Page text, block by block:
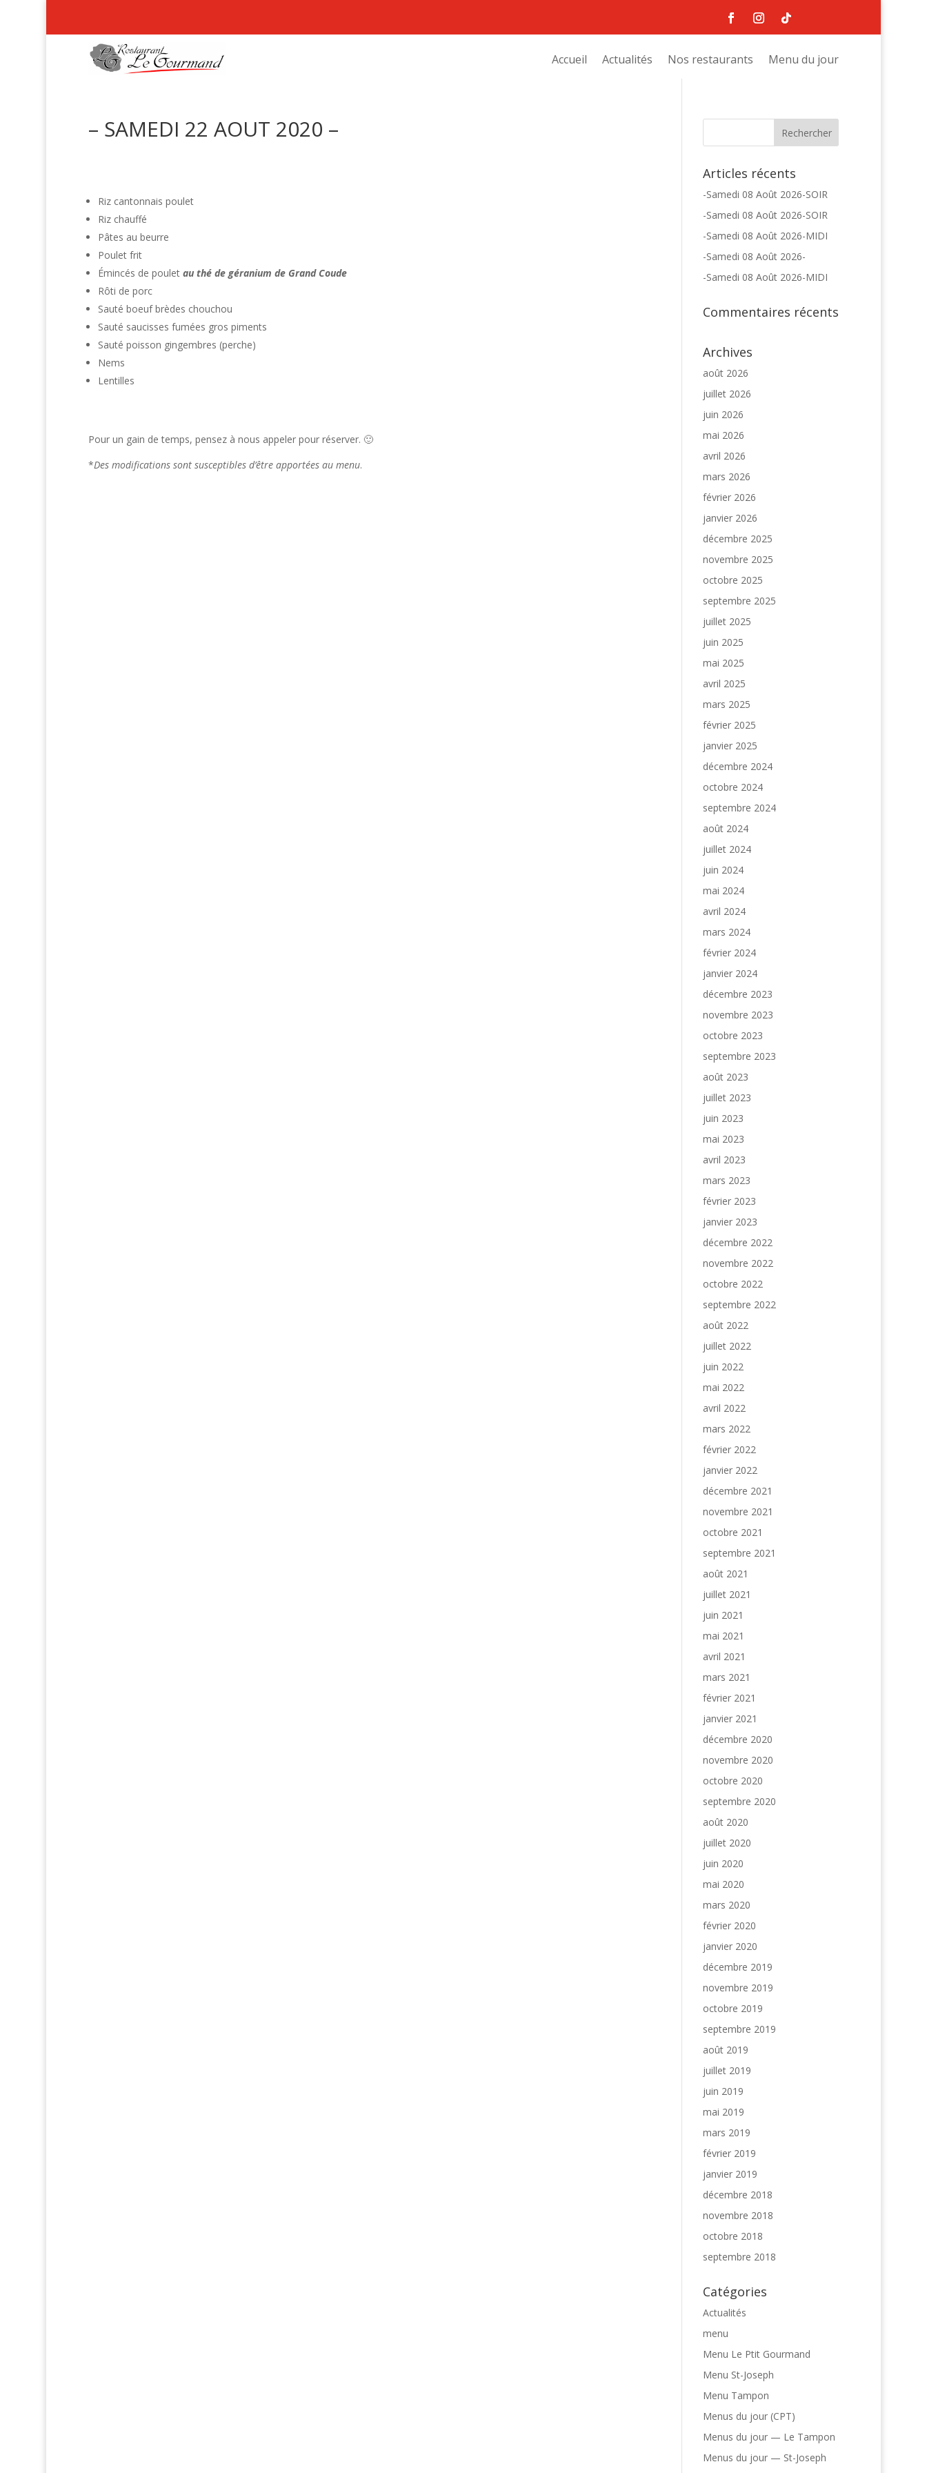
Accueil Actualités Nos restaurants Menu du jour
– SAMEDI 22 AOUT 2020 –
Riz cantonnais poulet
Riz chauffé
Pâtes au beurre
Poulet frit
Émincés de poulet au thé de géranium de Grand Coude
Rôti de porc
Sauté boeuf brèdes chouchou
Sauté saucisses fumées gros piments
Sauté poisson gingembres (perche)
Nems
Lentilles
Pour un gain de temps, pensez à nous appeler pour réserver. 🙂
*Des modifications sont susceptibles d’être apportées au menu.
Articles récents
-Samedi 08 Août 2026-SOIR
-Samedi 08 Août 2026-SOIR
-Samedi 08 Août 2026-MIDI
-Samedi 08 Août 2026-
-Samedi 08 Août 2026-MIDI
Commentaires récents
Archives
août 2026
juillet 2026
juin 2026
mai 2026
avril 2026
mars 2026
février 2026
janvier 2026
décembre 2025
novembre 2025
octobre 2025
septembre 2025
juillet 2025
juin 2025
mai 2025
avril 2025
mars 2025
février 2025
janvier 2025
décembre 2024
octobre 2024
septembre 2024
août 2024
juillet 2024
juin 2024
mai 2024
avril 2024
mars 2024
février 2024
janvier 2024
décembre 2023
novembre 2023
octobre 2023
septembre 2023
août 2023
juillet 2023
juin 2023
mai 2023
avril 2023
mars 2023
février 2023
janvier 2023
décembre 2022
novembre 2022
octobre 2022
septembre 2022
août 2022
juillet 2022
juin 2022
mai 2022
avril 2022
mars 2022
février 2022
janvier 2022
décembre 2021
novembre 2021
octobre 2021
septembre 2021
août 2021
juillet 2021
juin 2021
mai 2021
avril 2021
mars 2021
février 2021
janvier 2021
décembre 2020
novembre 2020
octobre 2020
septembre 2020
août 2020
juillet 2020
juin 2020
mai 2020
mars 2020
février 2020
janvier 2020
décembre 2019
novembre 2019
octobre 2019
septembre 2019
août 2019
juillet 2019
juin 2019
mai 2019
mars 2019
février 2019
janvier 2019
décembre 2018
novembre 2018
octobre 2018
septembre 2018
Catégories
Actualités
menu
Menu Le Ptit Gourmand
Menu St-Joseph
Menu Tampon
Menus du jour (CPT)
Menus du jour — Le Tampon
Menus du jour — St-Joseph